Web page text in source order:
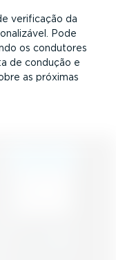
verificação da
Pode
os condutores
de condução e
as próximas